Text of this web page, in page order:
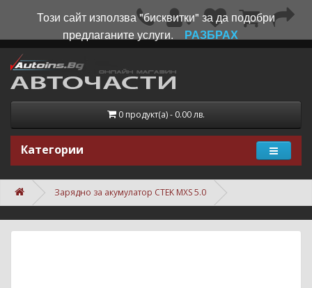
0 продукт(а) - 0.00 лв.
Категории
Зарядно за акумулатор CTEK MXS 5.0
Този сайт използва "бисквитки" за да подобри
предлаганите услуги.
РАЗБРАХ